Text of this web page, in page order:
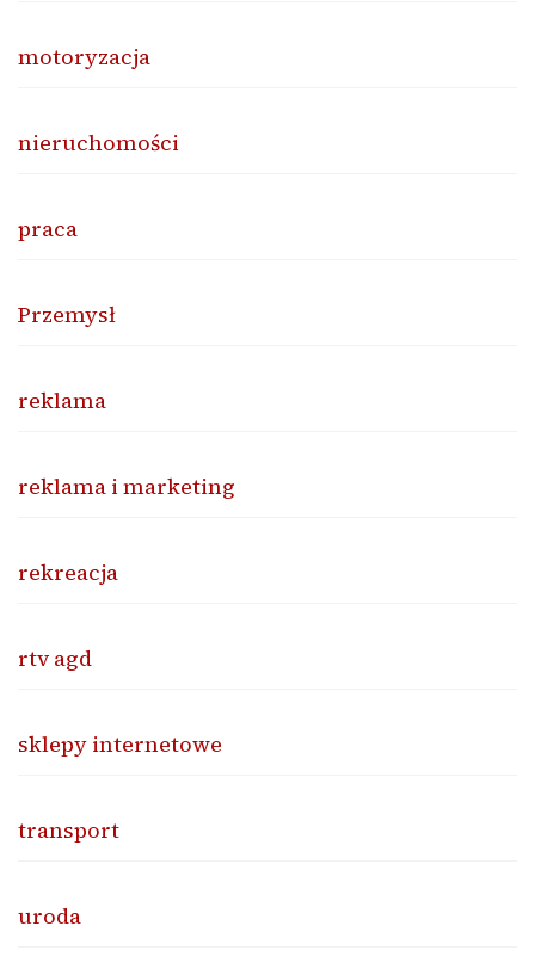
motoryzacja
nieruchomości
praca
Przemysł
reklama
reklama i marketing
rekreacja
rtv agd
sklepy internetowe
transport
uroda